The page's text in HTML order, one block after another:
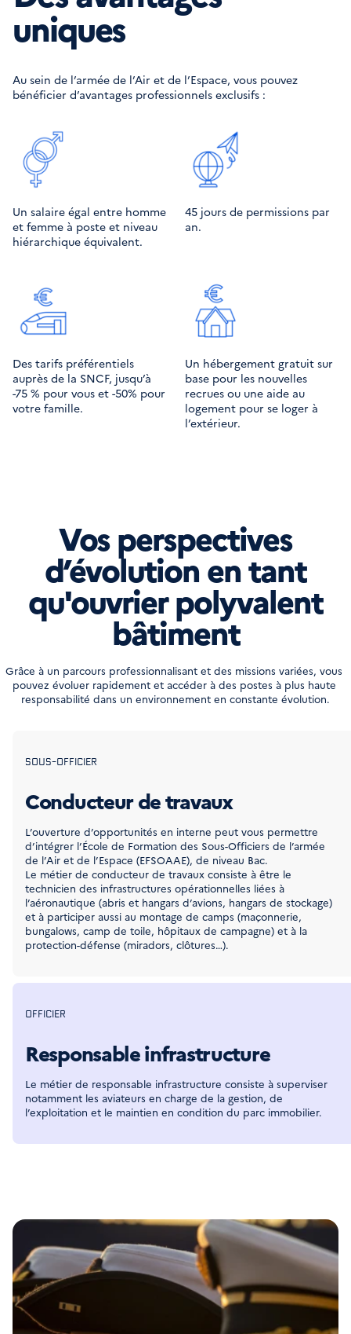
uniques
Au sein de l’armée de l’Air et de l’Espace, vous pouvez
bénéficier d’avantages professionnels exclusifs :
Un salaire égal entre homme
et femme à poste et niveau
hiérarchique équivalent.
45 jours de permissions par
an.
Des tarifs préférentiels
auprès de la SNCF, jusqu’à
-75 % pour vous et -50% pour
votre famille.
Un hébergement gratuit sur
base pour les nouvelles
recrues ou une aide au
logement pour se loger à
l’extérieur.
Vos perspectives
d’évolution en tant
qu'ouvrier polyvalent
bâtiment
Grâce à un parcours professionnalisant et des missions variées, vous
pouvez évoluer rapidement et accéder à des postes à plus haute
responsabilité dans un environnement en constante évolution.
SOUS-OFFICIER
Conducteur de travaux
L’ouverture d’opportunités en interne peut vous permettre
d’intégrer l’École de Formation des Sous-Officiers de l’armée
de l’Air et de l’Espace (EFSOAAE), de niveau Bac.
Le métier de conducteur de travaux consiste à être le
technicien des infrastructures opérationnelles liées à
l’aéronautique (abris et hangars d’avions, hangars de stockage)
et à participer aussi au montage de camps (maçonnerie,
bungalows, camp de toile, hôpitaux de campagne) et à la
protection-défense (miradors, clôtures…).
OFFICIER
Responsable infrastructure
Le métier de responsable infrastructure consiste à superviser
notamment les aviateurs en charge de la gestion, de
l’exploitation et le maintien en condition du parc immobilier.